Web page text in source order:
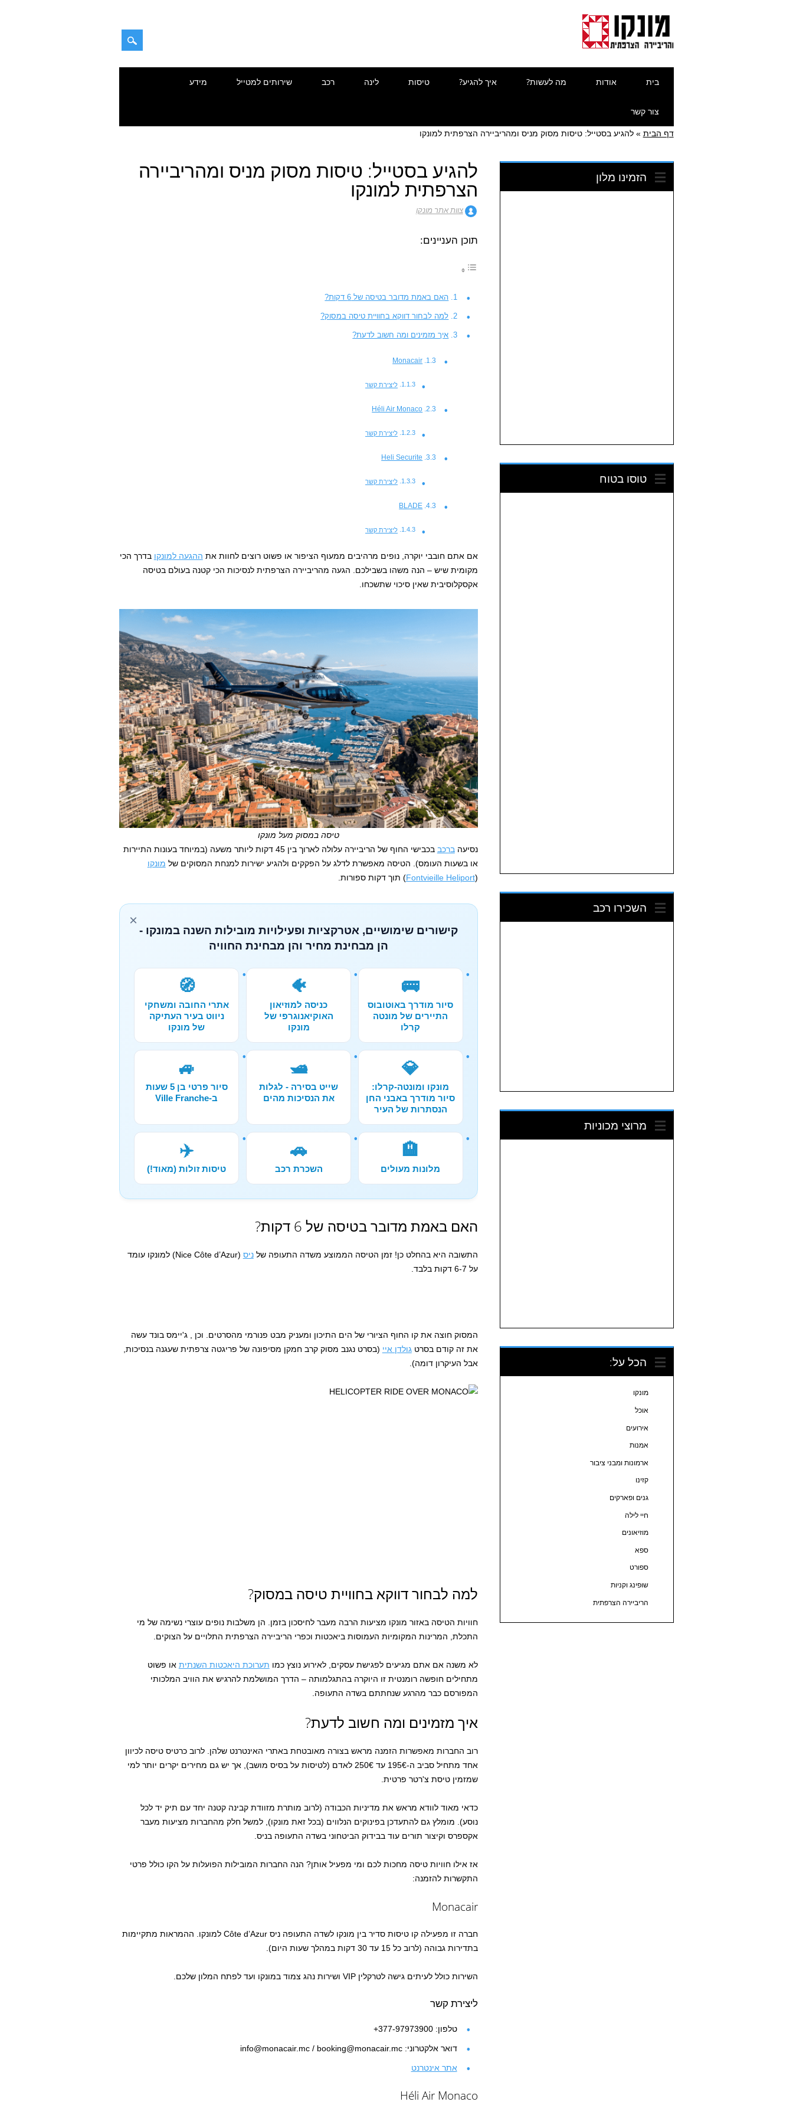
לתוכן
בית אודות מה לעשות? איך להגיע? טיסות לינה רכב שירותים למטייל מידע
צור קשר
דף הבית »להגיע בסטייל: טיסות מסוק מניס ומהריביירה הצרפתית למונקו
להגיע בסטייל: טיסות מסוק מניס ומהריביירה
הצרפתית למונקו
צוות אתר מונקו
תוכן העניינים:
האם באמת מדובר בטיסה של 6 דקות?
למה לבחור דווקא בחוויית טיסה במסוק?
איך מזמינים ומה חשוב לדעת?
Monacair
ליצירת קשר
Héli Air Monaco
ליצירת קשר
Heli Securite
ליצירת קשר
BLADE
ליצירת קשר
אם אתם חובבי יוקרה, נופים מרהיבים ממעוף הציפור או פשוט רוצים לחוות את ההגעה למונקו בדרך הכי
מקומית שיש – הנה משהו בשבילכם. הגעה מהריביירה הצרפתית לנסיכות הכי קטנה בעולם בטיסה
אקסקלוסיבית שאין סיכוי שתשכחו.
טיסה במסוק מעל מונקו
נסיעהברכב
בכבישי החוף של הריביירה עלולה לארוך בין 45 דקות ליותר משעה (במיוחד בעונות התיירות
או בשעות העומס). הטיסה מאפשרת לדלג על הפקקים ולהגיע ישירות למנחת המסוקים של מונקו
(
Fontvieille Heliport) תוך דקות ספורות.
×
קישורים שימושיים, אטרקציות ופעילויות מובילות השנה במונקו -
הן מבחינת מחיר והן מבחינת החוויה
🚌
סיור מודרך באוטובוס
התיירים של מונטה
קרלו
🐠
כניסה למוזיאון
האוקיאנוגרפי של
מונקו
🧭
אתרי החובה ומשחקי
ניווט בעיר העתיקה
של מונקו
💎
מונקו ומונטה-קרלו:
סיור מודרך באבני החן
הנסתרות של העיר
🛥️
שייט בסירה - לגלות
את הנסיכות מהים
🚙
סיור פרטי בן 5 שעות
ב-Ville Franche
🏨
מלונות מעולים
🚗
השכרת רכב
✈️
טיסות זולות (מאוד!)
האם באמת מדובר בטיסה של 6 דקות?
התשובה היא בהחלט כן! זמן הטיסה הממוצע משדה התעופה שלניס
(Nice Côte d’Azur) למונקו עומד
על 6-7 דקות בלבד.
המסוק חוצה את קו החוף הציורי של הים התיכון ומעניק מבט פנורמי מהסרטים. וכן , ג'יימס בונד עשה
את זה קודם בסרטגולדן איי (בסרט נגנב מסוק קרב חמקן מסיפונה של פריגטה צרפתית שעגנה בנסיכות,
אבל העיקרון דומה).
למה לבחור דווקא בחוויית טיסה במסוק?
חוויות הטיסה באזור מונקו מציעות הרבה מעבר לחיסכון בזמן. הן משלבות נופים עוצרי נשימה של מי
התכלת, המרינות המקומיות העמוסות ביאכטות וכפרי הריביירה הצרפתית התלויים על הצוקים.
לא משנה אם אתם מגיעים לפגישת עסקים, לאירוע נוצץ כמו תערוכת היאכטות השנתית או פשוט
מתחילים חופשה רומנטית זו היוקרה בהתגלמותה – הדרך המושלמת להרגיש את הוויב המלכותי
המפורסם כבר מהרגע שנחתתם בשדה התעופה.
איך מזמינים ומה חשוב לדעת?
רוב החברות מאפשרות הזמנה מראש בצורה מאובטחת באתרי האינטרנט שלהן. לרוב כרטיס טיסה לכיוון
אחד מתחיל סביב ה-195€ עד 250€ לאדם (לטיסות על בסיס מושב), אך יש גם מחירים יקרים יותר למי
שמזמין טיסת צ'רטר פרטית.
כדאי מאוד לוודא מראש את מדיניות הכבודה (לרוב מותרת מזוודת קבינה קטנה יחד עם תיק יד לכל
נוסע). מומלץ גם להתעדכן בפינוקים הנלווים (בכל זאת מונקו), למשל חלק מהחברות מציעות מעבר
אקספרס וקיצור תורים עוד בבידוק הביטחוני בשדה התעופה בניס.
אז אילו חוויות טיסה מחכות לכם ומי מפעיל אותן? הנה החברות המובילות הפועלות על הקו כולל פרטי
התקשרות להזמנה:
Monacair
חברה זו מפעילה קו טיסות סדיר בין מונקו לשדה התעופה ניס Côte d’Azur למונקו. ההמראות מתקיימות
בתדירות גבוהה (לרוב כל 15 עד 30 דקות במהלך שעות היום).
השירות כולל לעיתים גישה לטרקלין VIP ושירות נהג צמוד במונקו ועד לפתח המלון שלכם.
ליצירת קשר
טלפון: 377-97973900+
דואר אלקטרוני: info@monacair.mc / booking@monacair.mc
אתר אינטרנט
Héli Air Monaco
הזמינו מלון
טוסו בטוח
השכירו רכב
מרוצי מכוניות
הכל על:
מונקו
אוכל
אירועים
אמנות
ארמונות ומבני ציבור
קזינו
גנים ופארקים
חיי לילה
מוזיאונים
ספא
ספורט
שופינג וקניות
הריביירה הצרפתית